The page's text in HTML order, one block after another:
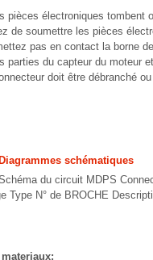
pièces électroniques tombent
de soumettre les pièces
pas en contact la borne
parties du capteur du moteur
doit être débranché
Diagrammes schématiques
du circuit MDPS
Type N° de BROCHE